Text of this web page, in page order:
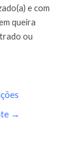
e com
queira
ou
→